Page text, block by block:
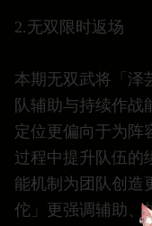
2.无双限时返场
本期无双武将「泽
队辅助与持续作战
定位更偏向于为阵
过程中提升队伍的
能机制为团队创造
佗」更强调辅助、